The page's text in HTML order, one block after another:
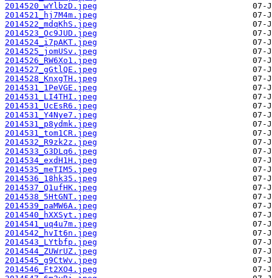
2014520_wYlbzD.jpeg
2014521_hj7M4m.jpeg
2014522_mdqKhS.jpeg
2014523_Oc9JUD.jpeg
2014524_i7pAKT.jpeg
2014525_jomUSv.jpeg
2014526_RW6Xo1.jpeg
2014527_gGtlQE.jpeg
2014528_KnxgTH.jpeg
2014531_1PeVGE.jpeg
2014531_LI4THI.jpeg
2014531_UcEsR6.jpeg
2014531_Y4Nye7.jpeg
2014531_p8ydmk.jpeg
2014531_tom1CR.jpeg
2014532_R9zk2z.jpeg
2014533_G3DLq6.jpeg
2014534_exdH1H.jpeg
2014535_meTIM5.jpeg
2014536_18hk35.jpeg
2014537_Q1ufHK.jpeg
2014538_5HtGNT.jpeg
2014539_paMW6A.jpeg
2014540_hXXSyt.jpeg
2014541_uq4u7m.jpeg
2014542_hvIt6n.jpeg
2014543_LYtbfp.jpeg
2014544_ZUWrUZ.jpeg
2014545_g9CtWv.jpeg
2014546_Ft2XO4.jpeg